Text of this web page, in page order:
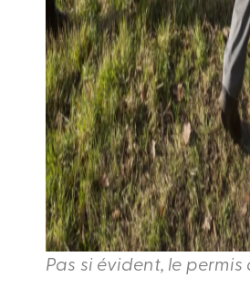
Pas si évident, le permis